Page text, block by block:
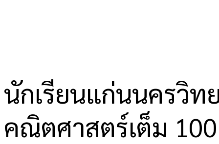
นักเรียนแก่นนครวิท
คณิตศาสตร์เต็ม